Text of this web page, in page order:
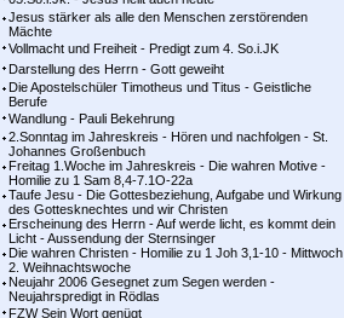
Jesus stärker als alle den Menschen zerstörenden
Mächte
Vollmacht und Freiheit - Predigt zum 4. So.i.JK
Darstellung des Herrn - Gott geweiht
Die Apostelschüler Timotheus und Titus - Geistliche
Berufe
Wandlung - Pauli Bekehrung
2.Sonntag im Jahreskreis - Hören und nachfolgen - St.
Johannes Großenbuch
Freitag 1.Woche im Jahreskreis - Die wahren Motive -
Homilie zu 1 Sam 8,4-7.1O-22a
Taufe Jesu - Die Gottesbeziehung, Aufgabe und Wirkung
des Gottesknechtes und wir Christen
Erscheinung des Herrn - Auf werde licht, es kommt dein
Licht - Aussendung der Sternsinger
Die wahren Christen - Homilie zu 1 Joh 3,1-10 - Mittwoch
2. Weihnachtswoche
Neujahr 2006 Gesegnet zum Segen werden -
Neujahrspredigt in Rödlas
FZW Sein Wort genügt